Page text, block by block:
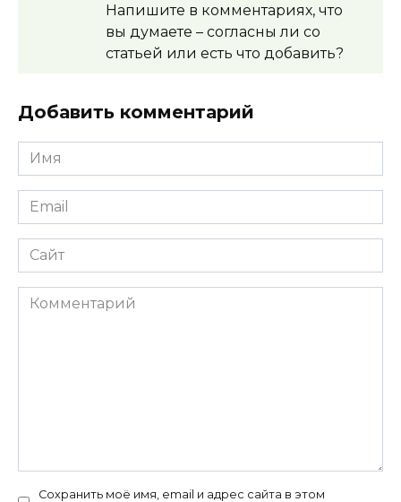
Напишите в комментариях, что
вы думаете – согласныли со
статьей или есть что добавить?
Добавить комментарий
Имя
Email
Сайт
Комментарий
Сохранить моё имя, email и адрес сайта в этом